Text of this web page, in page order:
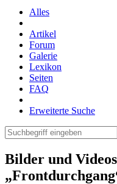
Alles
Artikel
Forum
Galerie
Lexikon
Seiten
FAQ
Erweiterte Suche
Bilder und